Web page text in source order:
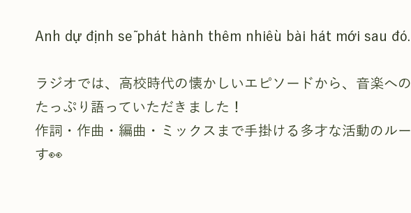
Anh dự định sẽ phát hành thêm nhiều bài hát mới sau đó.
ラジオでは、高校時代の懐かしいエピソードから、音楽へ
たっぷり語っていただきました！
作詞・作曲・編曲・ミックスまで手掛ける多才な活動のル
す👀